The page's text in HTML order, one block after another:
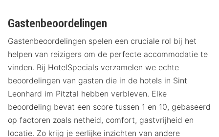
Gastenbeoordelingen
Gastenbeoordelingen spelen een cruciale rol bij het
helpen van reizigers om de perfecte accommodatie te
vinden. Bij HotelSpecials verzamelen we echte
beoordelingen van gasten die in de hotels in Sint
Leonhard im Pitztal hebben verbleven. Elke
beoordeling bevat een score tussen 1 en 10, gebaseerd
op factoren zoals netheid, comfort, gastvrijheid en
locatie. Zo krijg je eerlijke inzichten van andere